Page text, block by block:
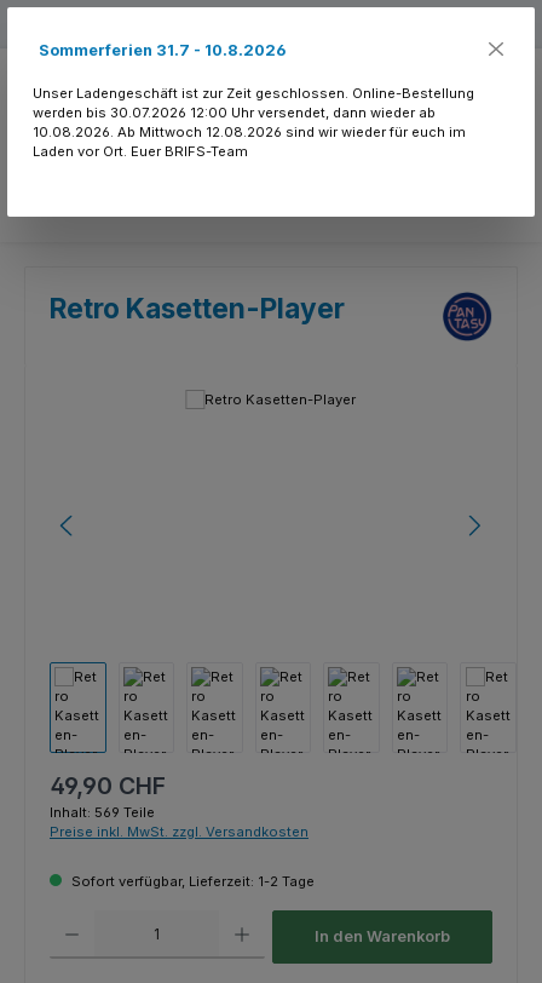
Retro Kasetten-Player
Bildergalerie überspringen
Regulärer Preis:
49,90 CHF
Inhalt: 569 Teile
Preise inkl. MwSt. zzgl. Versandkosten
Sofort verfügbar, Lieferzeit: 1-2 Tage
In den Warenkorb
Sommerferien 31.7 - 10.8.2026
Unser Ladengeschäft ist zur Zeit geschlossen. Online-Bestellung
werden bis 30.07.2026 12:00 Uhr versendet, dann wieder ab
10.08.2026. Ab Mittwoch 12.08.2026 sind wir wieder für euch im
Laden vor Ort. Euer BRIFS-Team